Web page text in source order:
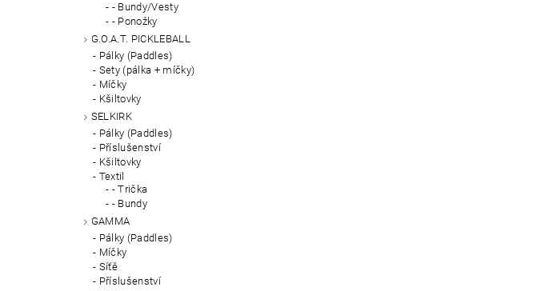
- Bundy/Vesty
- Ponožky
G.O.A.T. PICKLEBALL
Pálky (Paddles)
Sety (pálka + míčky)
Míčky
Kšiltovky
SELKIRK
Pálky (Paddles)
Příslušenství
Kšiltovky
Textil
- Trička
- Bundy
GAMMA
Pálky (Paddles)
Míčky
Síťě
Příslušenství